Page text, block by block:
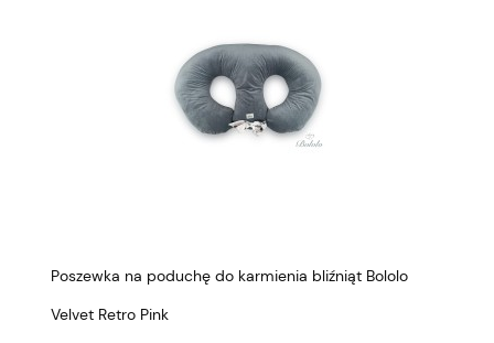
Poszewka na poduchę do karmienia bliźniąt Bololo
Velvet Retro Pink